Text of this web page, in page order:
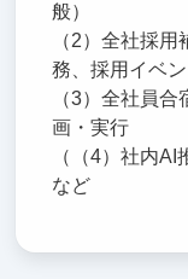
般）
（2）全社採
務、採用イベン
（3）全社員
画・実行
（（4）社内AI
など